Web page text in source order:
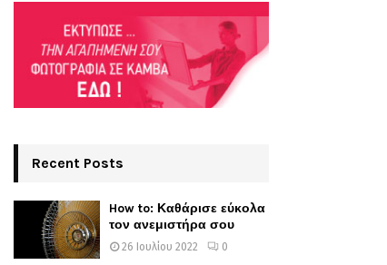
Recent Posts
How to: Καθάρισε εύκολα
τον ανεμιστήρα σου
26 Ιουλίου 2022 0